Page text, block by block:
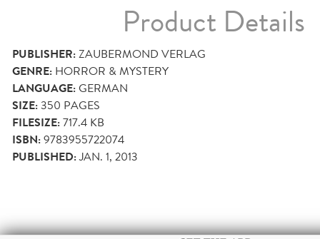
Product Details
PUBLISHER:ZAUBERMOND VERLAG
GENRE: HORROR & MYSTERY
LANGUAGE:GERMAN
SIZE:350 PAGES
FILESIZE:717.4 KB
ISBN:9783955722074
PUBLISHED:JAN. 1, 2013